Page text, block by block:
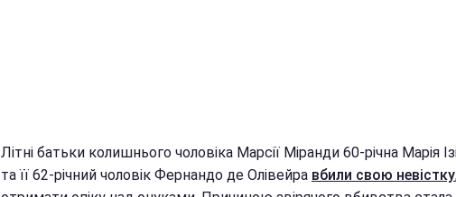
Літні батьки колишнього чоловіка Марсії Міранди 60-річна Марія
та її 62-річний чоловік Фернандо де Олівейра вбили свою невістку